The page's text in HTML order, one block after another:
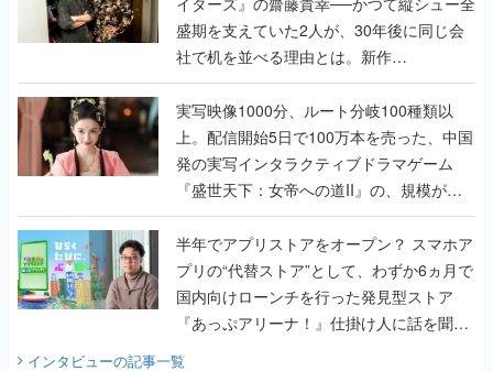
盛期を支えていた2人が、30年後に同じ会
社で机を並べる理由とは。新作
『TATSUJIN EXTREME』で初タッグを組
んだレジェンド2人に訊く開発秘話
実写映像1000分、ルート分岐100種類以
上。配信開始5日で100万本を売った、中国
発の実写インタラクティブドラマゲーム
『盛世天下：女帝への道II』の、規模が違
うこだわりをプロデューサーに聞いた
半年でアプリストアをオープン？ スマホア
プリの“代替ストア”として、わずか6ヵ月で
国内向けローンチを行った発見型ストア
『あっぷアリーナ！』仕掛け人に話を聞い
インタビューの記事一覧